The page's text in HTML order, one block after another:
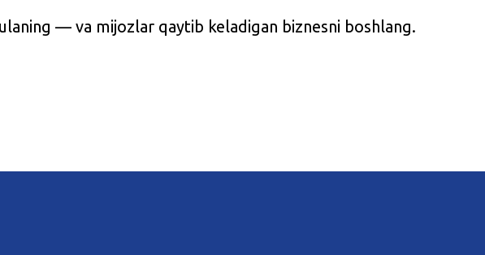
ulaning — va mijozlar qaytib keladigan biznesni boshlang.